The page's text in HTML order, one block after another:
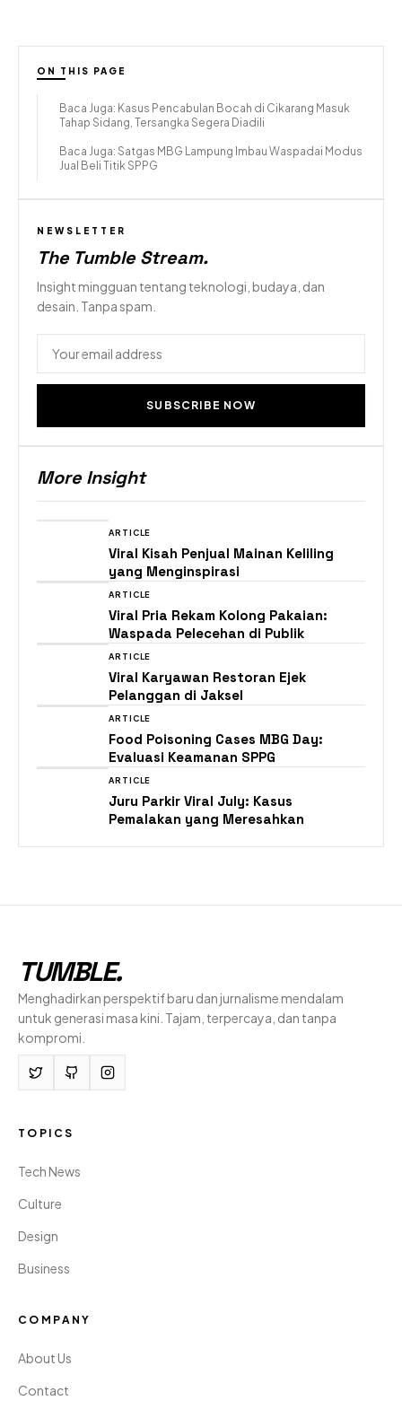
ON THIS PAGE
Baca Juga: Kasus Pencabulan Bocah di Cikarang Masuk
Tahap Sidang, Tersangka Segera Diadili
Baca Juga: Satgas MBG Lampung Imbau Waspadai Modus
Jual Beli Titik SPPG
NEWSLETTER
The Tumble Stream.
Insight mingguan tentang teknologi, budaya, dan
desain. Tanpa spam.
SUBSCRIBE NOW
More Insight
ARTICLE
Viral Kisah Penjual Mainan Keliling
yang Menginspirasi
ARTICLE
Viral Pria Rekam Kolong Pakaian:
Waspada Pelecehan di Publik
ARTICLE
Viral Karyawan Restoran Ejek
Pelanggan di Jaksel
ARTICLE
Food Poisoning Cases MBG Day:
Evaluasi Keamanan SPPG
ARTICLE
Juru Parkir Viral July: Kasus
Pemalakan yang Meresahkan
TUMBLE.
Menghadirkan perspektif baru dan jurnalisme mendalam
untuk generasi masa kini. Tajam, terpercaya, dan tanpa
kompromi.
TOPICS
Tech News
Culture
Design
Business
COMPANY
About Us
Contact